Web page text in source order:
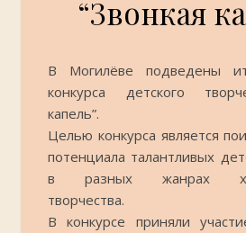
“Звонкая
В Могилёве подведены итоги городского
конкурса детского
капель”.
Целью конкурса является
потенциала талантливых
в разных жанрах
творчества.
В конкурсе приняли